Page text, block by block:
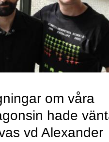
om våra
hade
vd Alexander